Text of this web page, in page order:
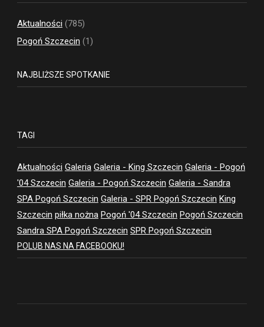
Aktualności (785)
Pogoń Szczecin (1)
NAJBLIŻSZE SPOTKANIE
TAGI
Aktualności Galeria Galeria - King Szczecin Galeria - Pogoń
'04 Szczecin Galeria - Pogoń Szczecin Galeria - Sandra
SPA Pogoń Szczecin Galeria - SPR Pogoń Szczecin King
Szczecin piłka nożna Pogoń '04 Szczecin Pogoń Szczecin
Sandra SPA Pogoń Szczecin SPR Pogoń Szczecin
POLUB NAS NA FACEBOOKU!